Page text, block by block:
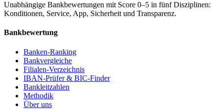
Unabhängige Bankbewertungen mit Score 0–5 in fünf Disziplinen:
Konditionen, Service, App, Sicherheit und Transparenz.
Bankbewertung
Banken-Ranking
Bankvergleiche
Filialen-Verzeichnis
IBAN-Prüfer & BIC-Finder
Bankleitzahlen
Methodik
Über uns